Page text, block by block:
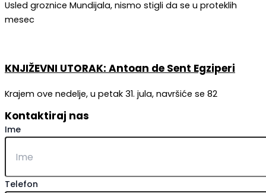
Usled groznice Mundijala, nismo stigli da se u proteklih
mesec
KNJIŽEVNI UTORAK: Antoan de Sent Egziperi
Krajem ove nedelje, u petak 31. jula, navršiće se 82
Kontaktiraj nas
Ime
Telefon